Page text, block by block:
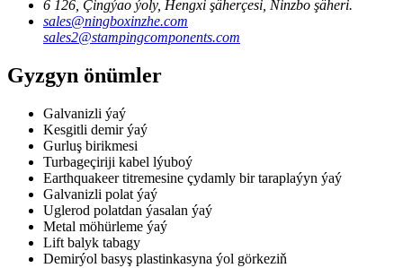
6 126, Çingýao ýoly, Hengxi şäherçesi, Ninzbo şäheri.
sales@ningboxinzhe.com
sales2@stampingcomponents.com
Gyzgyn önümler
Galvanizli ýaý
Kesgitli demir ýaý
Gurluş birikmesi
Turbageçiriji kabel lýuboý
Earthquakeer titremesine çydamly bir taraplaýyn ýaý
Galvanizli polat ýaý
Uglerod polatdan ýasalan ýaý
Metal möhürleme ýaý
Lift balyk tabagy
Demirýol basyş plastinkasyna ýol görkeziň